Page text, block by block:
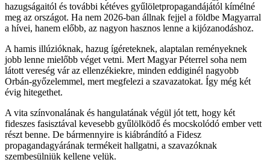
hazugságaitól és további kétéves gyűlöletpropagandájától kímélné
meg az országot. Ha nem 2026-ban állnak fejjel a földbe Magyarral
a hívei, hanem előbb, az nagyon hasznos lenne a kijózanodáshoz.
A hamis illúzióknak, hazug ígéreteknek, alaptalan reményeknek
jobb lenne mielőbb véget vetni. Mert Magyar Péterrel soha nem
látott vereség vár az ellenzékiekre, minden eddiginél nagyobb
Orbán-győzelemmel, mert megfelezi a szavazatokat. Így még két
évig hitegethet.
A vita színvonalának és hangulatának végül jót tett, hogy két
fideszes fasisztával kevesebb gyűlölködő és mocskolódó ember vett
részt benne. De bármennyire is kiábrándító a Fidesz
propagandagyárának termékeit hallgatni, a szavazóknak
szembesülniük kellene velük.